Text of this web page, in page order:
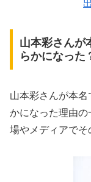
山本彩さんが
らかになった
山本彩さんが本
かになった理由
場やメディアでそ